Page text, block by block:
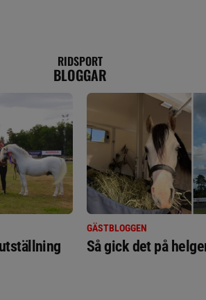
RIDSPORT
BLOGGAR
GÄSTBLOGGEN
Så gick det på